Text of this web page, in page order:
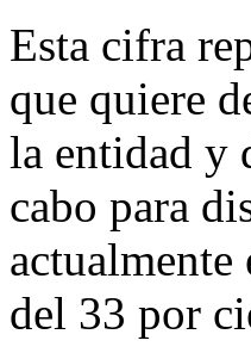
Esta cifra
que quiere
la entidad y
cabo para
del 33 por